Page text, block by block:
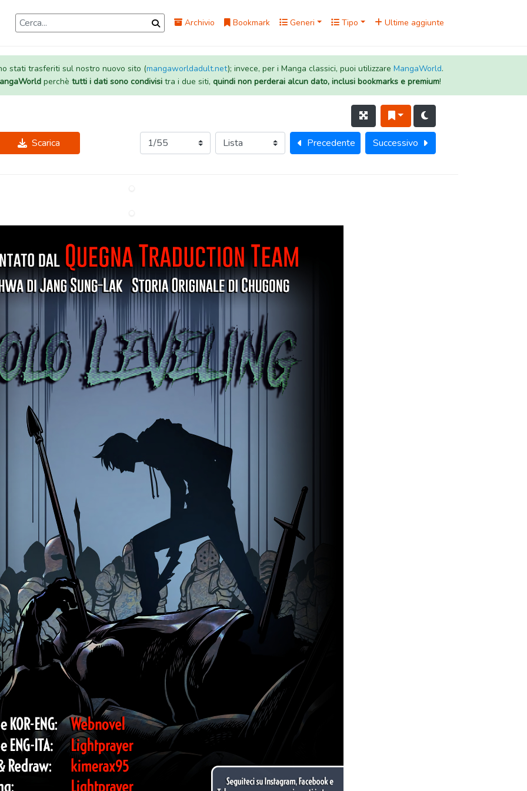
Archivio Bookmark Generi Tipo Ultime aggiunte
stati trasferiti sul nostro nuovo sito (mangaworldadult.net); invece, per i Manga classici, puoi utilizzare MangaWorld.
perchè tutti i dati sono condivisitra i due siti, quindi non perderai alcun dato, inclusi bookmarks e premium!
Scarica Precedente Successivo